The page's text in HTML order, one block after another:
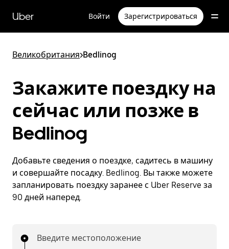
перейти
к
содержимому
Uber Войти Зарегистрироваться
Великобритания>Bedlinog
Закажите поездку на
сейчас или позже в
Bedlinog
Добавьте сведения о поездке, садитесь в машину
и совершайте посадку. Bedlinog. Вы также можете
запланировать поездку заранее с Uber Reserve за
90 дней наперед.
Введите местоположение